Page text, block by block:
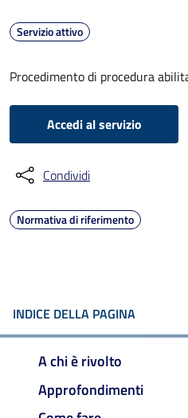
Servizio attivo
Procedimento di procedura
Accedi al servizio
Condividi
Normativa di riferimento
INDICE DELLA PAGINA
A chi è rivolto
Approfondimenti